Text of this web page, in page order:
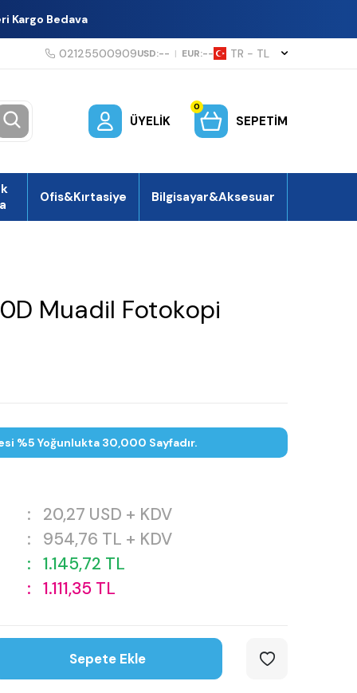
Kargo Bedava
02125500909USD:-- | EUR:-- TR − TL
ÜYELIK
0
SEPETIM
Ofis&Kırtasiye Bilgisayar&Aksesuar
Muadil Fotokopi
%5 Yoğunlukta 30,000 Sayfadır.
: 20,27 USD + KDV
:
954,76 TL + KDV
: 1.145,72 TL
: 1.111,35 TL
Sepete Ekle